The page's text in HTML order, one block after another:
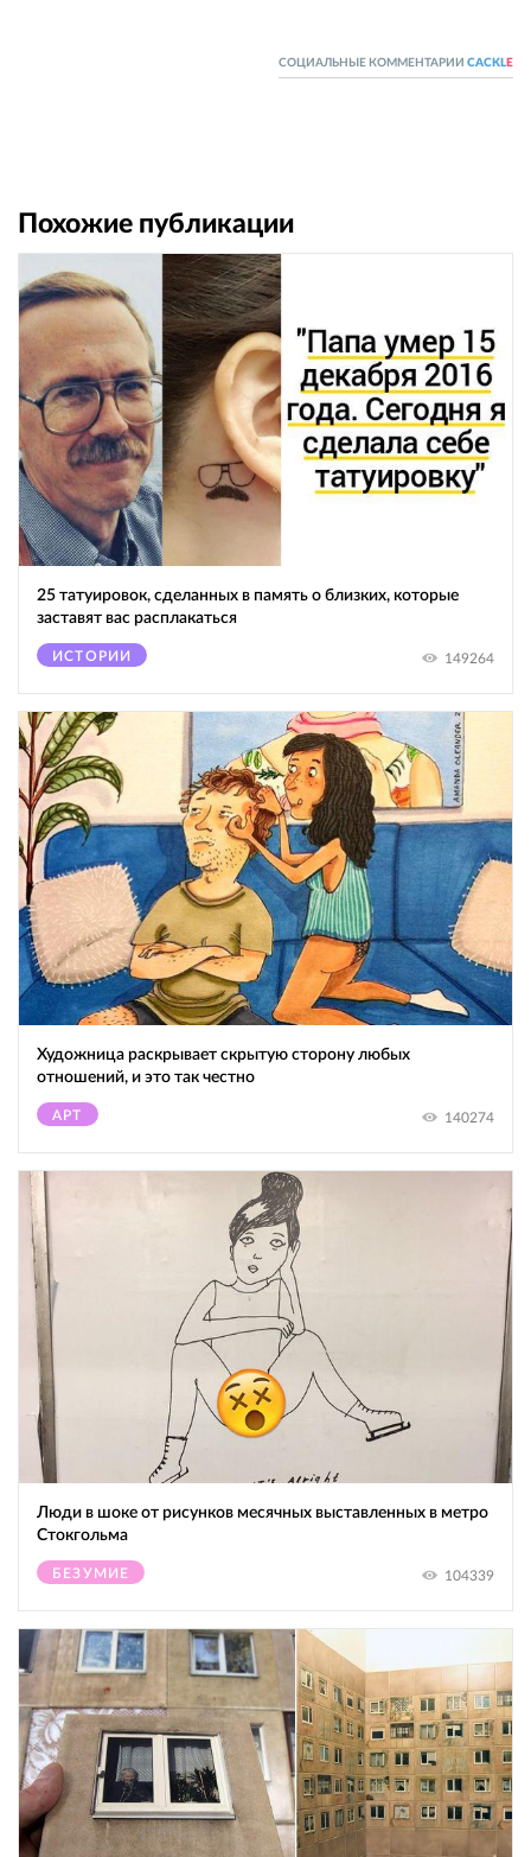
СОЦИАЛЬНЫЕ КОММЕНТАРИИ CACKL E
Похожие публикации
25 татуировок, сделанных в память о близких, которые
заставят вас расплакаться
ИСТОРИИ 149264
Художница раскрывает скрытую сторону любых
отношений, и это так честно
АРТ 140274
Люди в шоке от рисунков месячных выставленных в метро
Стокгольма
БЕЗУМИЕ 104339